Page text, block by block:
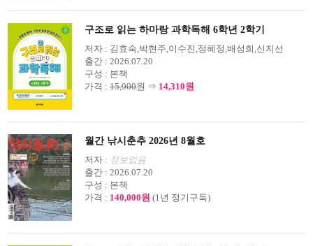
구조로 읽는 하마랑 과학독해 6학년 2학기
저자 : 김효숙,박현주,이수진,정혜정,배성희,신지선
출간 : 2026.07.20
구성 : 본책
가격 : 15,900원 ⇒ 14,310원
월간 낚시춘추 2026년 8월호
저자 : 정보없음
출간 : 2026.07.20
구성 : 본책
가격 : 140,000원 (1년 정기구독)